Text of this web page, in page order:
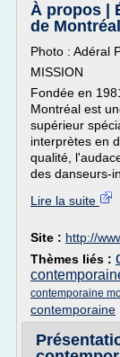
À propos |
de Montréal
Photo : Adéral
MISSION
Fondée en
Montréal est
supérieur
interprètes en
qualité,
des danseurs-
Lire la suite
Site : http://
Thèmes liés :
contemporaine
contemporaine